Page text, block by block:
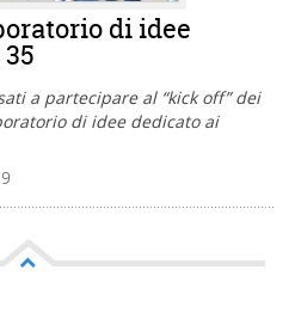
di idee
a partecipare al “kick off” dei
di idee dedicato ai